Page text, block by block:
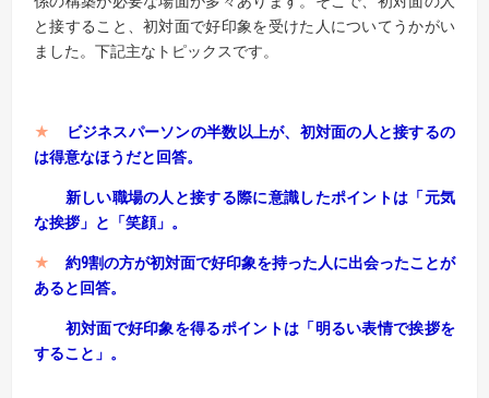
と接すること、初対面で好印象を受けた人についてうかがい
ました。下記主なトピックスです。
★
ビジネスパーソンの半数以上が、初対面の人と接するの
は得意なほうだと回答。
新しい職場の人と接する際に意識したポイントは「元気
な挨拶」と「笑顔」。
★
約9割の方が初対面で好印象を持った人に出会ったことが
あると回答。
初対面で好印象を得るポイントは「明るい表情で挨拶を
すること」。